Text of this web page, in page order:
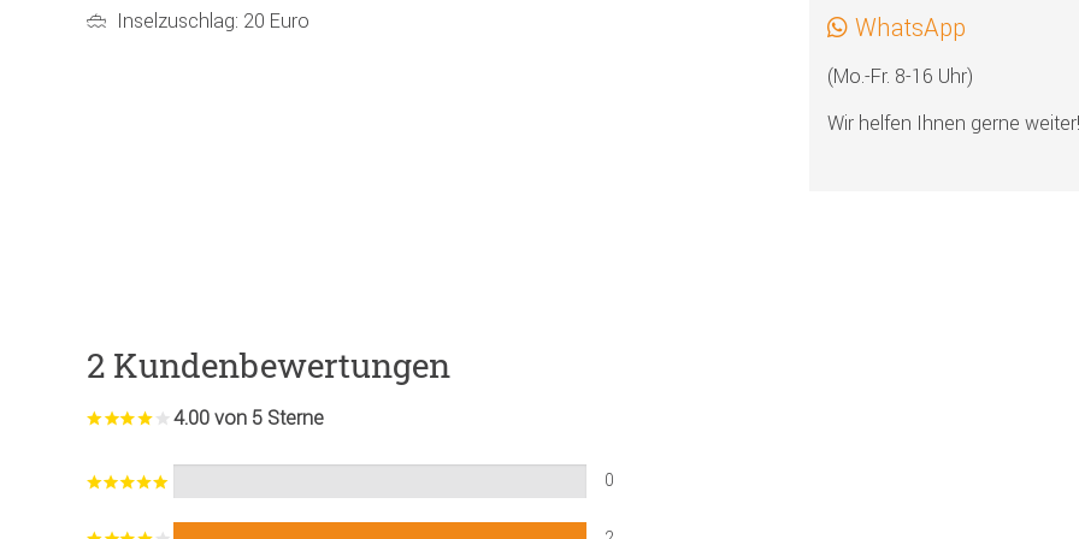
Inselzuschlag: 20 Euro WhatsApp
(Mo.-Fr. 8-16 Uhr)
Wir helfen Ihnen gerne weiter!
2 Kundenbewertungen
4.00 von 5 Sterne
0